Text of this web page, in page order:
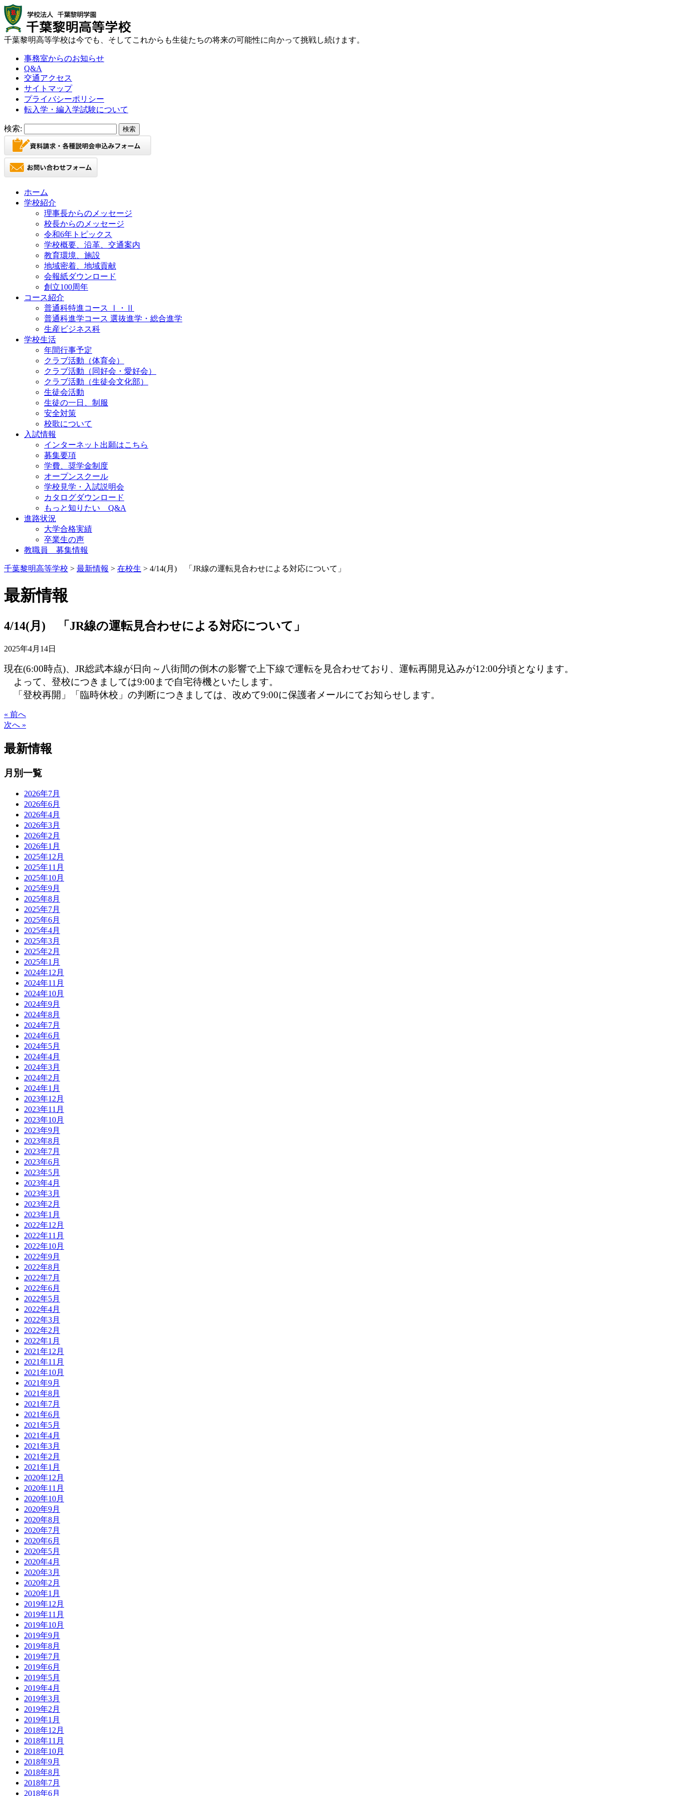
千葉黎明高等学校は今でも、そしてこれからも生徒たちの将来の可能性に向かって挑戦し続けます。
事務室からのお知らせ
Q&A
交通アクセス
サイトマップ
プライバシーポリシー
転入学・編入学試験について
検索:
ホーム
学校紹介
理事長からのメッセージ
校長からのメッセージ
令和6年トピックス
学校概要、沿革、交通案内
教育環境、施設
地域密着、地域貢献
会報紙ダウンロード
創立100周年
コース紹介
普通科特進コース Ⅰ・Ⅱ
普通科進学コース 選抜進学・総合進学
生産ビジネス科
学校生活
年間行事予定
クラブ活動（体育会）
クラブ活動（同好会・愛好会）
クラブ活動（生徒会文化部）
生徒会活動
生徒の一日、制服
安全対策
校歌について
入試情報
インターネット出願はこちら
募集要項
学費、奨学金制度
オープンスクール
学校見学・入試説明会
カタログダウンロード
もっと知りたい Q&A
進路状況
大学合格実績
卒業生の声
教職員 募集情報
千葉黎明高等学校 > 最新情報 > 在校生 > 4/14(月) 「JR線の運転見合わせによる対応について」
最新情報
4/14(月) 「JR線の運転見合わせによる対応について」
2025年4月14日
現在(6:00時点)、JR総武本線が日向～八街間の倒木の影響で上下線で運転を見合わせており、運転再開見込みが12:00分頃となります。
よって、登校につきましては9:00まで自宅待機といたします。
「登校再開」「臨時休校」の判断につきましては、改めて9:00に保護者メールにてお知らせします。
« 前へ
次へ »
最新情報
月別一覧
2026年7月
2026年6月
2026年4月
2026年3月
2026年2月
2026年1月
2025年12月
2025年11月
2025年10月
2025年9月
2025年8月
2025年7月
2025年6月
2025年4月
2025年3月
2025年2月
2025年1月
2024年12月
2024年11月
2024年10月
2024年9月
2024年8月
2024年7月
2024年6月
2024年5月
2024年4月
2024年3月
2024年2月
2024年1月
2023年12月
2023年11月
2023年10月
2023年9月
2023年8月
2023年7月
2023年6月
2023年5月
2023年4月
2023年3月
2023年2月
2023年1月
2022年12月
2022年11月
2022年10月
2022年9月
2022年8月
2022年7月
2022年6月
2022年5月
2022年4月
2022年3月
2022年2月
2022年1月
2021年12月
2021年11月
2021年10月
2021年9月
2021年8月
2021年7月
2021年6月
2021年5月
2021年4月
2021年3月
2021年2月
2021年1月
2020年12月
2020年11月
2020年10月
2020年9月
2020年8月
2020年7月
2020年6月
2020年5月
2020年4月
2020年3月
2020年2月
2020年1月
2019年12月
2019年11月
2019年10月
2019年9月
2019年8月
2019年7月
2019年6月
2019年5月
2019年4月
2019年3月
2019年2月
2019年1月
2018年12月
2018年11月
2018年10月
2018年9月
2018年8月
2018年7月
2018年6月